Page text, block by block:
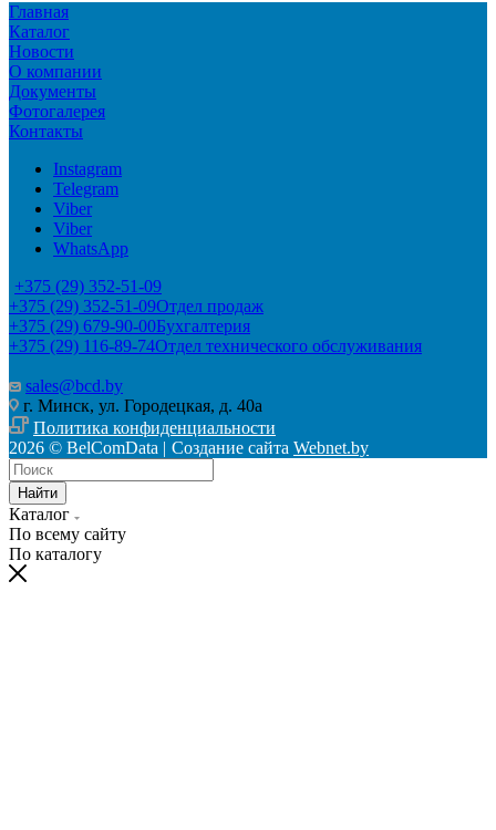
Главная
Каталог
Новости
О компании
Документы
Фотогалерея
Контакты
Instagram
Telegram
Viber
Viber
WhatsApp
+375 (29) 352-51-09
+375 (29) 352-51-09Отдел продаж
+375 (29) 679-90-00Бухгалтерия
+375 (29) 116-89-74Отдел технического обслуживания
sales@bcd.by
г. Минск, ул. Городецкая, д. 40а
Политика конфиденциальности
2026 © BelComData | Создание сайта Webnet.by
Найти
Каталог
По всему сайту
По каталогу